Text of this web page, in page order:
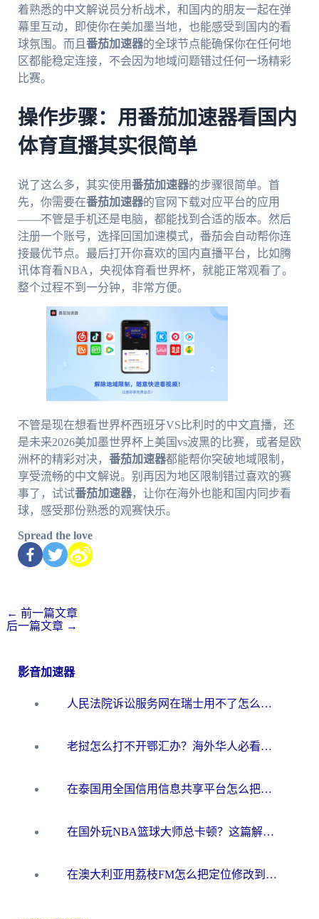
着熟悉的中文解说员分析战术，和国内的朋友一起在弹
幕里互动，即使你在美加墨当地，也能感受到国内的看
球氛围。而且 番茄加速器的全球节点能确保你在任何地
区都能稳定连接，不会因为地域问题错过任何一场精彩
比赛。
操作步骤：用番茄加速器看国内
体育直播其实很简单
说了这么多，其实使用番茄加速器的步骤很简单。首
先，你需要在番茄加速器的官网下载对应平台的应用
——不管是手机还是电脑，都能找到合适的版本。然后
注册一个账号，选择回国加速模式，番茄会自动帮你连
接最优节点。最后打开你喜欢的国内直播平台，比如腾
讯体育看NBA，央视体育看世界杯，就能正常观看了。
整个过程不到一分钟，非常方便。
不管是现在想看世界杯西班牙VS比利时的中文直播，还
是未来2026美加墨世界杯上美国vs波黑的比赛，或者是欧
洲杯的精彩对决， 番茄加速器都能帮你突破地域限制，
享受流畅的中文解说。别再因为地区限制错过喜欢的赛
事了，试试番茄加速器，让你在海外也能和国内同步看
球，感受那份熟悉的观赛快乐。
Spread the love
← 前一篇文章
后一篇文章 →
影音加速器
人民法院诉讼服务网在瑞士用不了怎么办？海外华人必备的回国加速指南
老挝怎么打不开鄂汇办？海外华人必看的回国加速全攻略（附欧洲杯小说流畅技巧）
在泰国用全国信用信息共享平台怎么把定位修改到中国国内？海外党解决国内服务访问难题的实用指南
在国外玩NBA篮球大师总卡顿？这篇解决你所有海外看国内内容的烦恼
在澳大利亚用荔枝FM怎么把定位修改到中国国内？海外华人必看的内容访问指南